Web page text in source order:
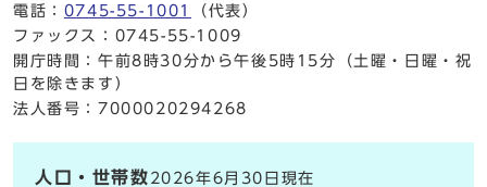
電話： 0745-55-1001
（代表）
ファックス：0745-55-1009
開庁時間：午前8時30分から午後5時15分（土曜・日曜・祝
日を除きます）
法人番号：7000020294268
人口・世帯数 2026年6月30日現在